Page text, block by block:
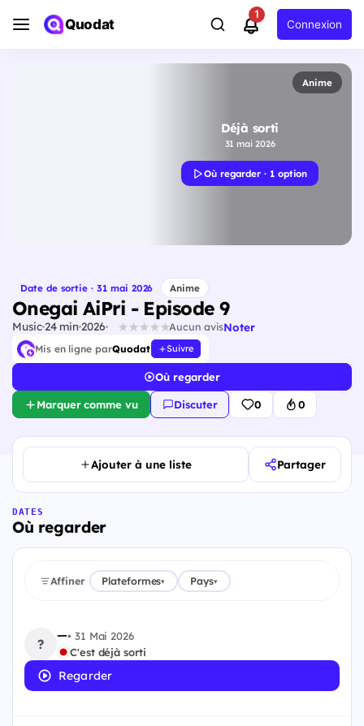
Quodat
1
Connexion
Anime
Déjà sorti
31 mai 2026
Où regarder · 1 option
Date de sortie · 31 mai 2026 Anime
Onegai AiPri - Episode 9
Music24 min 2026 Aucun avisNoter
Mis en ligne parQuodat Suivre
Où regarder
Marquer comme vu Discuter 0 0
Ajouter à une liste Partager
DATES
Où regarder
Affiner Plateformes▾ Pays▾
?
—• 31 Mai 2026
C'est déjà sorti
Regarder